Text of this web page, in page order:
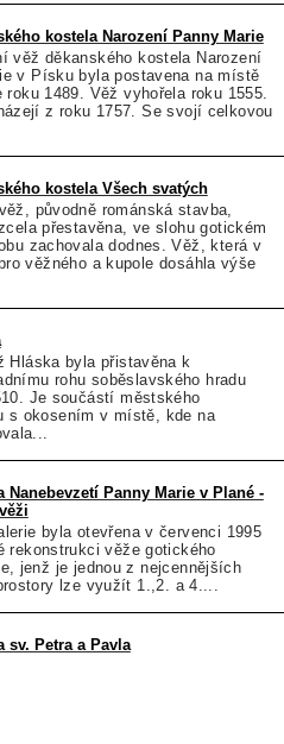
kostela Narození Panny Marie
věž děkanského kostela Narození
v Písku byla postavena na místě
1489. Věž vyhořela roku 1555.
z roku 1757. Se svojí celkovou
kostela Všech svatých
původně románská stavba,
přestavěna, ve slohu gotickém
zachovala dodnes. Věž, která v
věžného a kupole dosáhla výše
Hláska byla přistavěna k
rohu soběslavského hradu
Je součástí městského
s okosením v místě, kde na
Nanebevzetí Panny Marie v Plané -
byla otevřena v červenci 1995
rekonstrukci věže gotického
jenž je jednou z nejcennějších
lze využít 1.,2. a 4....
sv. Petra a Pavla